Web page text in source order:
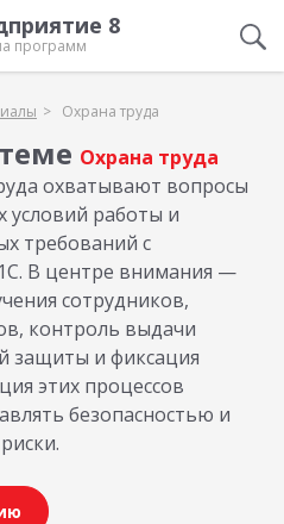
8
программ
Охрана труда
Охрана труда
охватывают вопросы
условий работы и
требований с
В центре внимания —
сотрудников,
контроль выдачи
защиты и фиксация
этих процессов
безопасностью и